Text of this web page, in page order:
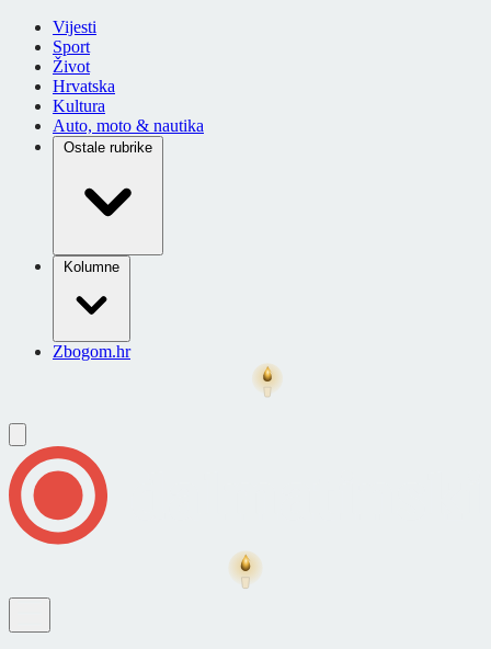
Vijesti
Sport
Život
Hrvatska
Kultura
Auto, moto & nautika
Ostale rubrike
Kolumne
Zbogom.hr